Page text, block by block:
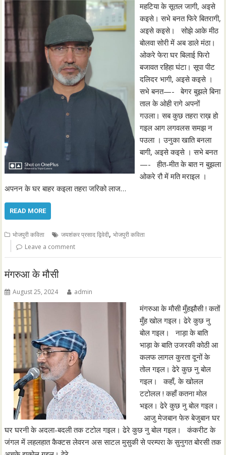
महटिया के सूतल जागी, अइसे
कइसे। सभे बनत फिरे बितरागी,
अइसे कइसे। सोझे आके मीठ
बोलवा सोरी में अब डाले मंठा।
ओकरे फेरा घर बिलाई फिरो
बजावत रहिहा घंटा। सूपा पीट
दलिदर भागी, अइसे कइसे ।
सभे बनत—- बेगर बुझले बिना
ताल के ओही रागे अपनों
गउला। सब कुछ तहरा राख़ हो
गइल आग लगवलस समझ न
पउला । उनुका खाति बनला
बागी, अइसे कइसे । सभे बनत
—- हीत-मीत के बात न बुझला
ओकरे रौ में मति मराइल ।
अपनन के घर बाहर कइला तहरा जरिको लाज…
READ MORE
भोजपुरी कविता जयशंकर प्रसाद द्विवेदी,भोजपुरी कविता
Leave a comment
मंगरुआ के मौसी
August 25, 2024 admin
मंगरुआ के मौसी मुँहझौसी ! कतों
मुँह खोल गइल। ढेरे कुछ नु
बोल गइल। नाड़ा के बाति
भाड़ा के बाति उजरकी कोठी आ
कलफ लागल कुरता दूनों के
तोल गइल। ढेरे कुछ नु बोल
गइल। कहाँ, के खोलल
टटोलल ! कहाँ कतना मोल
भइल। ढेरे कुछ नु बोल गइल।
आजु मेजबान फेरु बेजुबान घर
घर घरनी के अदला-बदली तक टटोल गइल। ढेरे कुछ नु बोल गइल। कंकरीट के
जंगल में लहलहात कैक्टस लेवरन अस साटल मुसुकी से परम्परा के सुनुगत बोरसी तक